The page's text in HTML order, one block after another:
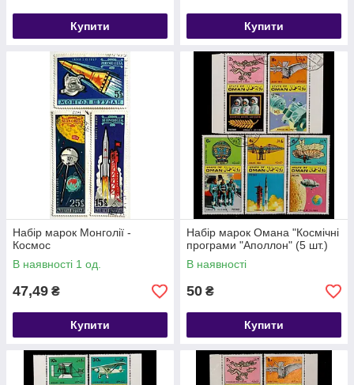
Купити Купити
Набір марок Монголії -
Космос
В наявності 1 од.
47,49 ₴
Купити
Набір марок Омана "Космічні
програми "Аполлон" (5 шт.)
В наявності
50 ₴
Купити